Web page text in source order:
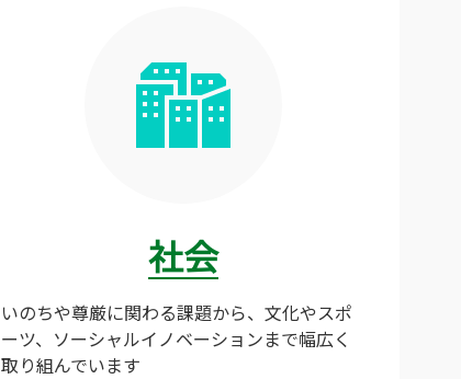
社会
いのちや尊厳に関わる課題から、文化やスポ
ーツ、ソーシャルイノベーションまで幅広く
取り組んでいます